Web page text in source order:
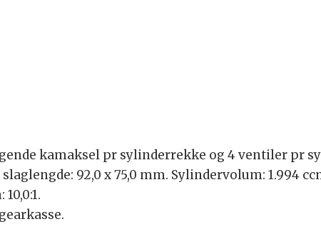
kamaksel pr sylinderrekke og 4 ventiler pr
92,0 x 75,0 mm. Sylindervolum: 1.994